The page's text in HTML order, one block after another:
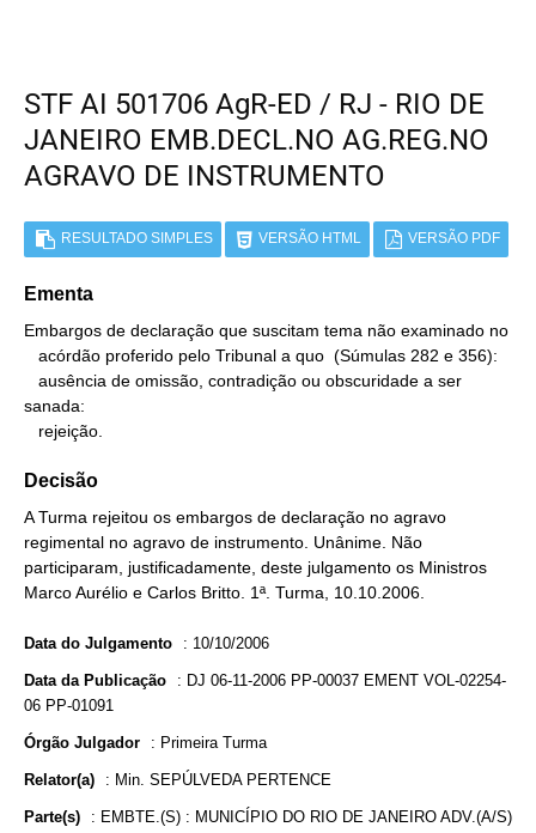
STF AI 501706 AgR-ED / RJ - RIO DE
JANEIRO EMB.DECL.NO AG.REG.NO
AGRAVO DE INSTRUMENTO
RESULTADO SIMPLES VERSÃO HTML VERSÃO PDF
Ementa
Embargos de declaração que suscitam tema não examinado no
sanada:
   rejeição.
Decisão
A Turma rejeitou os embargos de declaração no agravo
regimental no agravo de instrumento. Unânime. Não
participaram, justificadamente, deste julgamento os Ministros
Marco Aurélio e Carlos Britto. 1ª. Turma, 10.10.2006.
Data do Julgamento : 10/10/2006
Data da Publicação : DJ 06-11-2006 PP-00037 EMENT VOL-02254-
06 PP-01091
Órgão Julgador : Primeira Turma
Relator(a) : Min. SEPÚLVEDA PERTENCE
Parte(s) : EMBTE.(S) : MUNICÍPIO DO RIO DE JANEIRO ADV.(A/S)